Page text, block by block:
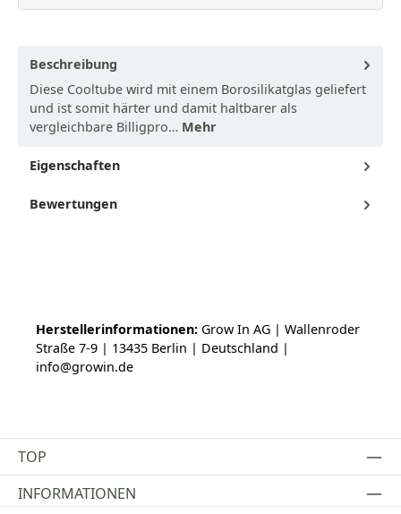
Beschreibung
Diese Cooltube wird mit einem Borosilikatglas geliefert
und ist somit härter und damit haltbarer als
vergleichbare Billigpro… Mehr
Eigenschaften
Bewertungen
Herstellerinformationen: Grow In AG | Wallenroder
Straße 7-9 | 13435 Berlin | Deutschland |
info@growin.de
TOP
INFORMATIONEN